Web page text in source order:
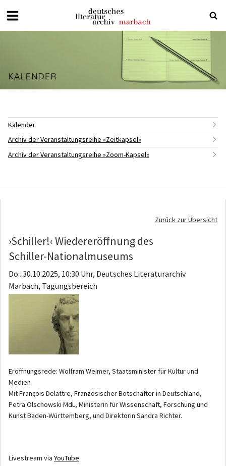
Deutsches
Literaturarchiv
Kalender
Archiv der Veranstaltungsreihe »Zeitkapsel«
Archiv der Veranstaltungsreihe »Zoom-Kapsel«
Zurück zur Übersicht
›Schiller!‹ Wiedereröffnung des
Schiller-Nationalmuseums
Do.. 30.10.2025, 10:30 Uhr, Deutsches Literaturarchiv
Marbach, Tagungsbereich
Eröffnungsrede: Wolfram Weimer, Staatsminister für Kultur und
Medien
Mit François Delattre, Französischer Botschafter in Deutschland,
Petra Olschowski MdL, Ministerin für Wissenschaft, Forschung und
Kunst Baden-Württemberg, und Direktorin Sandra Richter.
Livestream via YouTube